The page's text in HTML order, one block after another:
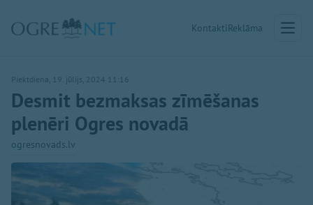
KontaktiReklāma
Piektdiena, 19. jūlijs, 2024 11:16
Desmit bezmaksas zīmēšanas
plenēri Ogres novadā
ogresnovads.lv